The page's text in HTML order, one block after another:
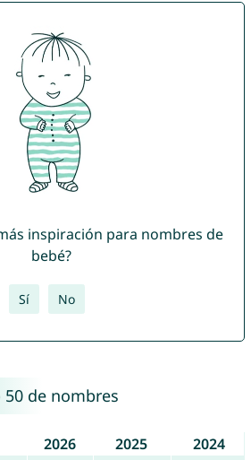
inspiración para nombres de
bebé?
Sí No
de nombres
2026 2025
2024